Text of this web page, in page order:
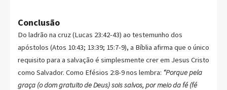
Conclusão
Do ladrão na cruz (Lucas 23:42-43) ao testemunho dos
apóstolos (Atos 10:43; 13:39; 15:7-9), a Bíblia afirma que o único
requisito para a salvação é simplesmente crer em Jesus Cristo
como Salvador. Como Efésios 2:8-9 nos lembra: “Porque pela
graça (o dom gratuito de Deus) sois salvos, por meio da fé (fé